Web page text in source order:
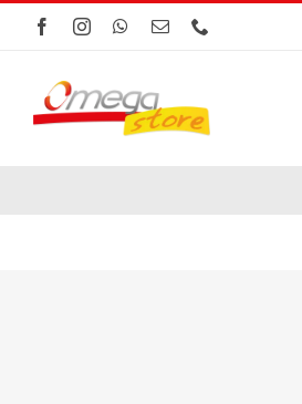
Saltar
contenido